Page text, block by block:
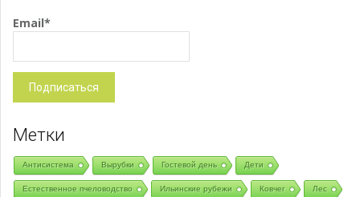
Email*
Метки
Антисистема Вырубки Гостевой день Дети
Естественное пчеловодство Ильинские рубежи Ковчег Лес